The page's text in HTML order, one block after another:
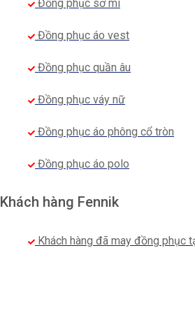
Đồng phục sơ mi
Đồng phục áo vest
Đồng phục quần âu
Đồng phục váy nữ
Đồng phục áo phông cổ tròn
Đồng phục áo polo
Khách hàng Fennik
Khách hàng đã may đồng phục